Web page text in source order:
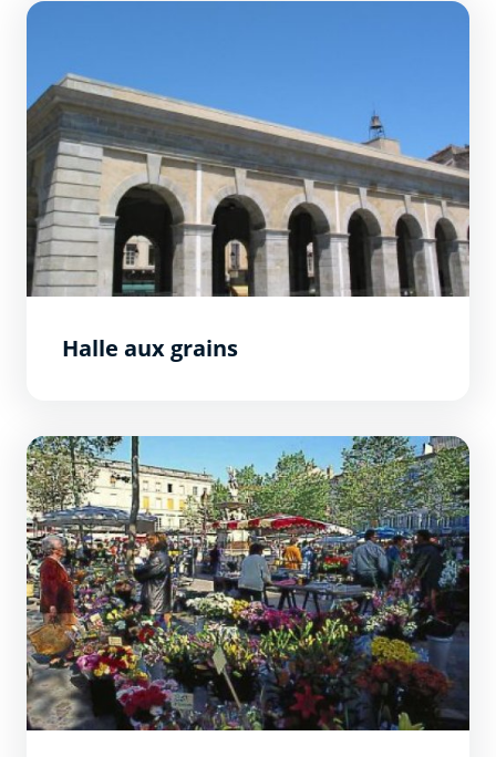
Halle aux grains
Halle aux grains
Place aux herbes